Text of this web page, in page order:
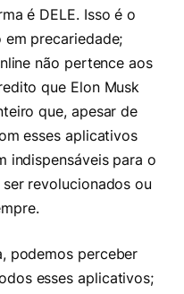
é DELE. Isso é o
precariedade;
não pertence aos
que Elon Musk
que, apesar de
esses aplicativos
indispensáveis para o
revolucionados ou
podemos perceber
esses aplicativos;